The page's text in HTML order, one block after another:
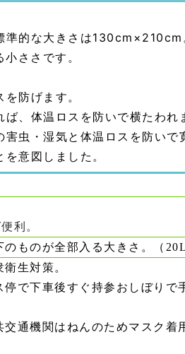
準的な大きさは130cm×210cm
ささです。
防げます。
、体温ロスを防いで横たわれ
虫・湿気と体温ロスを防いで
意図しました。
利。
のものが全部入る大きさ。（
衛生対策。
停で下車後すぐ持参おしぼりで
交通機関はねんのためマスク着